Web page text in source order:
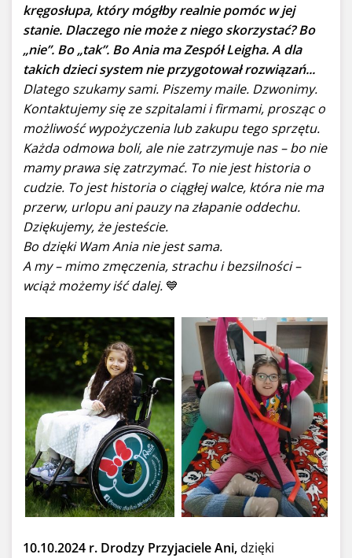
kręgosłupa, który mógłby realnie pomóc w jej
stanie. Dlaczego nie może z niego skorzystać? Bo
„nie”. Bo „tak”. Bo Ania ma Zespół Leigha. A dla
takich dzieci system nie przygotował rozwiązań...
Dlatego szukamy sami. Piszemy maile. Dzwonimy.
Kontaktujemy się ze szpitalami i firmami, prosząc o
możliwość wypożyczenia lub zakupu tego sprzętu.
Każda odmowa boli, ale nie zatrzymuje nas – bo nie
mamy prawa się zatrzymać. To nie jest historia o
cudzie. To jest historia o ciągłej walce, która nie ma
przerw, urlopu ani pauzy na złapanie oddechu.
Dziękujemy, że jesteście.
Bo dzięki Wam Ania nie jest sama.
A my – mimo zmęczenia, strachu i bezsilności –
wciąż możemy iść dalej. 💙
10.10.2024 r. Drodzy Przyjaciele Ani,dzięki